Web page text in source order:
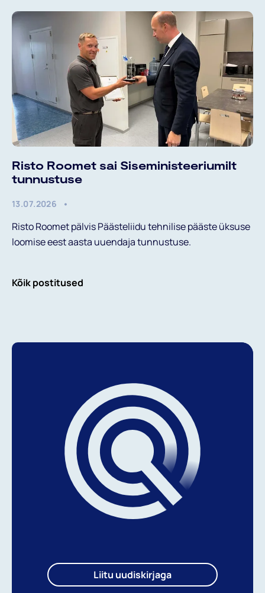
Risto Roomet sai Siseministeeriumilt
tunnustuse
13.07.2026
Risto Roomet pälvis Päästeliidu tehnilise pääste üksuse
loomise eest aasta uuendaja tunnustuse.
Kõik postitused
Liitu uudiskirjaga